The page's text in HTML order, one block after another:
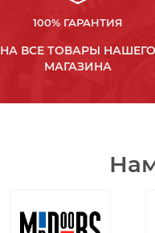
100% ГАРАНТИЯ
НА ВСЕ ТОВАРЫ НАШЕГО
МАГАЗИНА